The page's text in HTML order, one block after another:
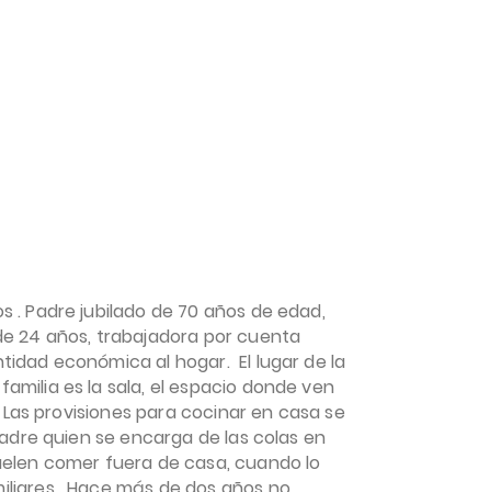
. Padre jubilado de 70 años de edad,
24 años, trabajadora por cuenta
económica al hogar. El lugar de la
es la sala, el espacio donde ven
provisiones para cocinar en casa se
quien se encarga de las colas en
comer fuera de casa, cuando lo